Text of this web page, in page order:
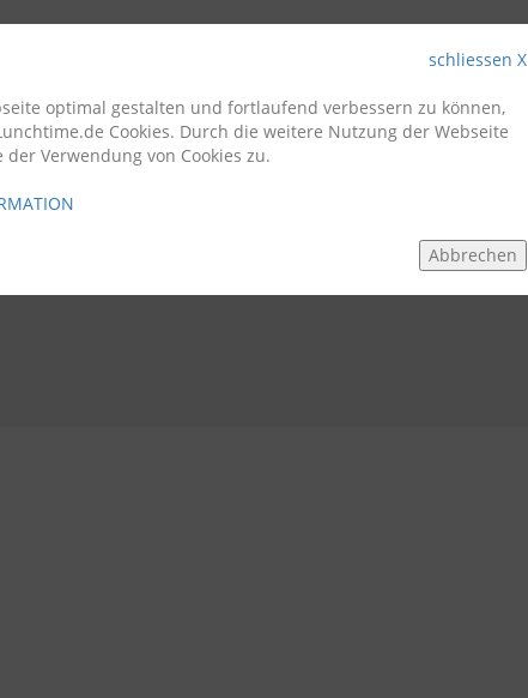
schliessen X
optimal gestalten und fortlaufend verbessern zu können,
Cookies. Durch die weitere Nutzung der Webseite
der Verwendung von Cookies zu.
Abbrechen